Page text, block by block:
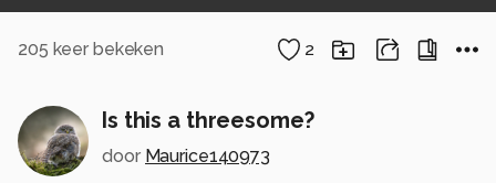
205 keer bekeken 2
Is this a threesome?
door Maurice140973